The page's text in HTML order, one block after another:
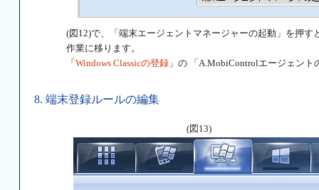
(図12)で、「端末エージェントマネージャーの起動」を押
作業に移ります。
「 Windows Classicの登録 」の 「A.MobiControlエージェン
8. 端末登録ルールの編集
(図13)